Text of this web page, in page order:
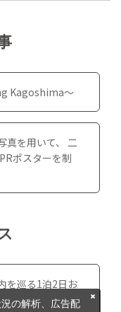
Kagoshima～
真を用いて、 二
ポスターを制
を巡る1泊2日お
の解析、広告配